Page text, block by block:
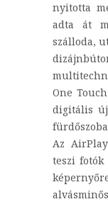
nyitotta
adta át
szálloda,
One
digitális
Az
teszi